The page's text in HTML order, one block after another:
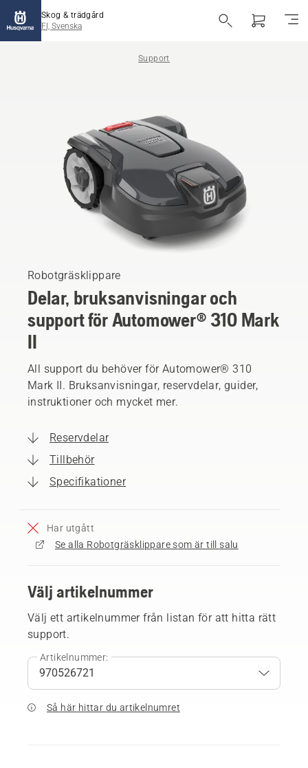
Skog & trädgård
FI, Svenska
Support
Robotgräsklippare
Delar, bruksanvisningar och
support för Automower® 310 Mark
II
All support du behöver för Automower® 310
Mark II. Bruksanvisningar, reservdelar, guider,
instruktioner och mycket mer.
Reservdelar
Tillbehör
Specifikationer
Har utgått
Se alla Robotgräsklippare som är till salu
Välj artikelnummer
Välj ett artikelnummer från listan för att hitta rätt
support.
Artikelnummer:
Så här hittar du artikelnumret